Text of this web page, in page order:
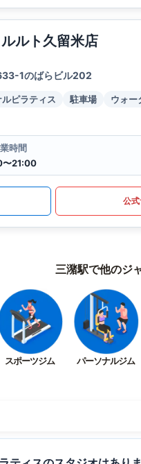
ルト久留米店
1のばらビル202
ピラティス 駐車場
ウォー
時間
21:00
公式
三潴駅で他のジ
スポーツジム パーソナルジム